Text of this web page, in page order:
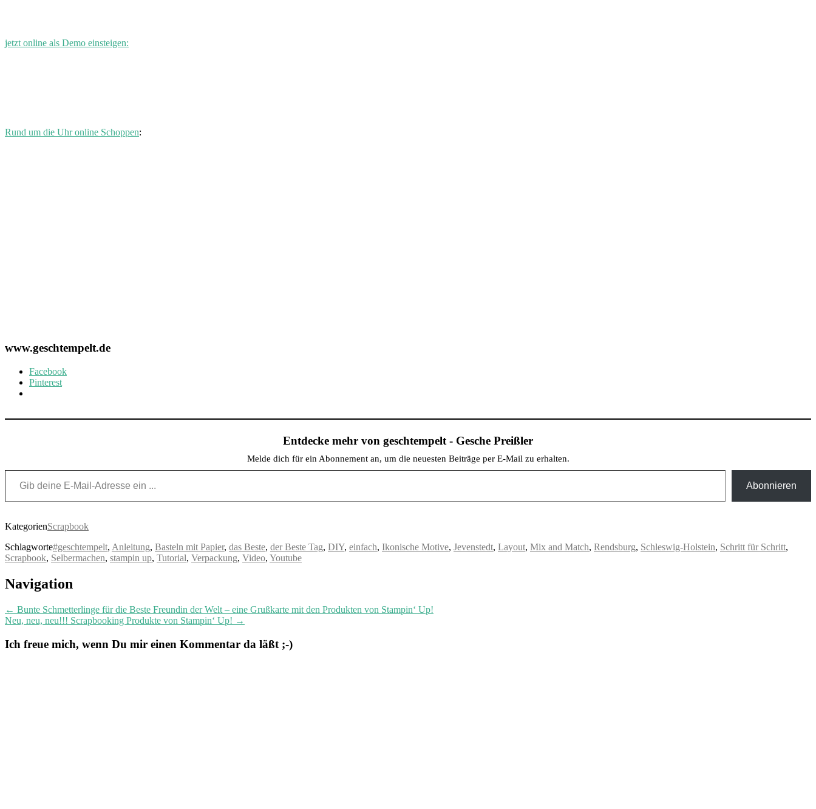
jetzt online als Demo einsteigen:
Rund um die Uhr online Schoppen:
www.geschtempelt.de
Facebook
Pinterest
Entdecke mehr von geschtempelt - Gesche Preißler
Melde dich für ein Abonnement an, um die neuesten Beiträge per E-Mail zu erhalten.
Gib deine E-Mail-Adresse ein ...
Abonnieren
KategorienScrapbook
Schlagworte#geschtempelt, Anleitung, Basteln mit Papier, das Beste, der Beste Tag, DIY, einfach, Ikonische Motive, Jevenstedt, Layout, Mix and Match, Rendsburg, Schleswig-Holstein, Schritt für Schritt,
Scrapbook, Selbermachen, stampin up, Tutorial, Verpackung, Video, Youtube
Post
Navigation
← Bunte Schmetterlinge für die Beste Freundin der Welt – eine Grußkarte mit den Produkten von Stampin‘ Up!
Neu, neu, neu!!! Scrapbooking Produkte von Stampin‘ Up! →
Ich freue mich, wenn Du mir einen Kommentar da läßt ;-)